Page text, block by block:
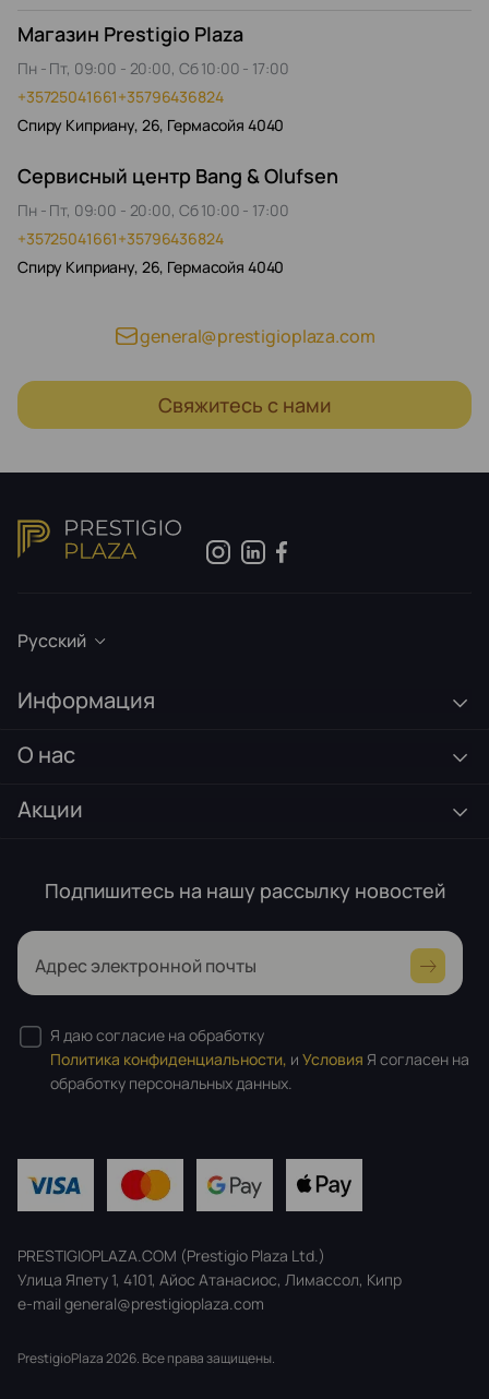
Магазин Prestigio Plaza
Пн - Пт, 09:00 - 20:00, Сб 10:00 - 17:00
+35725041661+35796436824
Спиру Киприану, 26, Гермасойя 4040
Сервисный центр Bang & Olufsen
Пн - Пт, 09:00 - 20:00, Сб 10:00 - 17:00
+35725041661+35796436824
Спиру Киприану, 26, Гермасойя 4040
general@prestigioplaza.com
Свяжитесь с нами
Русский
Информация
О нас
Акции
Подпишитесь на нашу рассылку новостей
Адрес электронной почты
Я даю согласие на обработку
Политика конфиденциальности, и Условия Я согласен на
обработку персональных данных.
PRESTIGIOPLAZA.COM (Prestigio Plaza Ltd.)
Улица Япету 1, 4101, Айос Атанасиос, Лимассол, Кипр
e-mail general@prestigioplaza.com
PrestigioPlaza 2026. Все права защищены.